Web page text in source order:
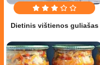
Dietinis vištienos guliašas